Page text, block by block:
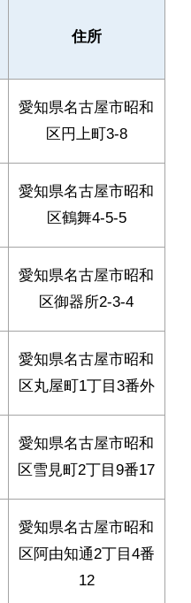
住所
愛知県名古屋市昭和
区円上町3-8
愛知県名古屋市昭和
区鶴舞4-5-5
愛知県名古屋市昭和
区御器所2-3-4
愛知県名古屋市昭和
区丸屋町1丁目3番外
愛知県名古屋市昭和
区雪見町2丁目9番17
愛知県名古屋市昭和
区阿由知通2丁目4番
12